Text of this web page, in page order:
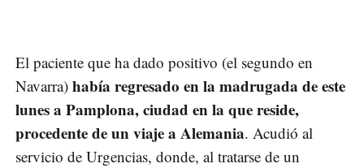
El paciente que ha dado positivo (el segundo en
Navarra) había regresado en la madrugada de este
lunes a Pamplona, ciudad en la que reside,
procedente de un viaje a Alemania. Acudió al
servicio de Urgencias, donde, al tratarse de un